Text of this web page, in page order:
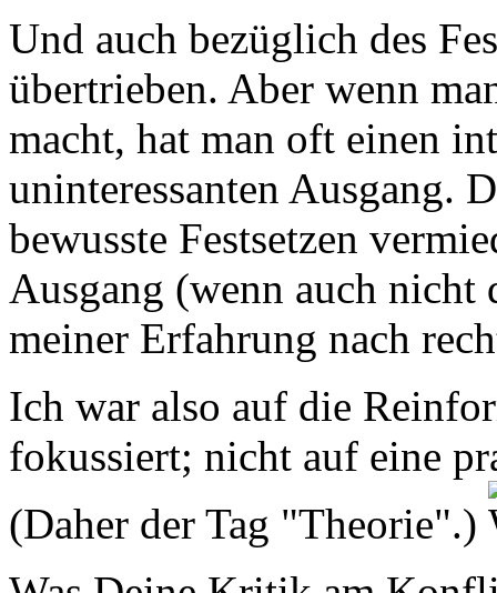
Und auch bezüglich des
übertrieben. Aber wenn
macht, hat man oft einen
uninteressanten Ausgang.
bewusste Festsetzen
Ausgang (wenn auch nicht
meiner Erfahrung nach
Ich war also auf die
fokussiert; nicht auf eine
(Daher der Tag "Theorie".)